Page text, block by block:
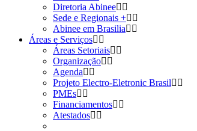
Diretoria Abinee
Sede e Regionais +
Abinee em Brasilia
Áreas e Serviços
Áreas Setoriais
Organização
Agenda
Projeto Electro-Eletronic Brasil
PMEs
Financiamentos
Atestados